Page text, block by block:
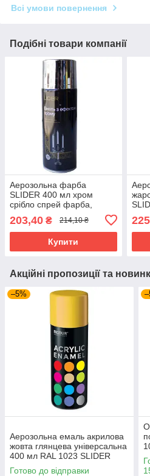
Всі умови повернення
Подібні товари компанії
Аерозольна фарба
SLIDER 400 мл хром
срібло спрей фарба,
срібляста
203,40 ₴ 214,10 ₴
Купити
Акційні пропозиції та
–5%
Аерозольна емаль акрилова
жовта глянцева універсальна
400 мл RAL 1023 SLIDER
BIODUR 000016188
Готово до відправки